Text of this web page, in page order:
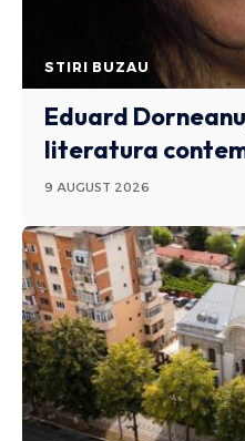
STIRI BUZAU
Eduard
literatura
9 AUGUST 2026